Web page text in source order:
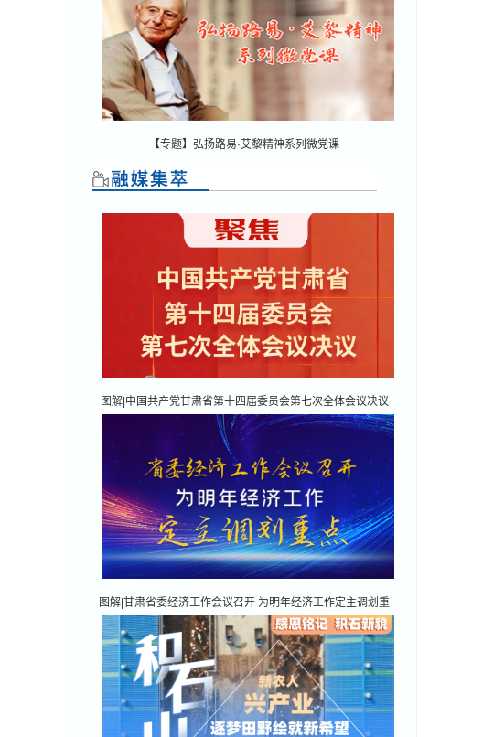
【专题】弘扬路易·艾黎精神系列微党课
图解|中国共产党甘肃省第十四届委员会第七次全体会议决议
图解|甘肃省委经济工作会议召开 为明年经济工作定主调划重